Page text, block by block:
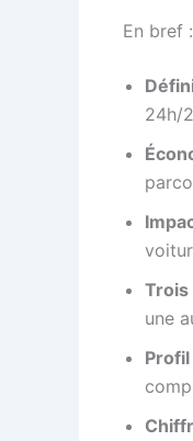
En bref
24h/
Trois
une